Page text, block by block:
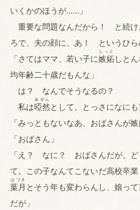
いくかのほうが……」
重要な問題なんだから！ と続け
ろで、夫の顔に、あ！ というひら
「さてはママ、若い子に嫉妬
しっと
しと
均年齢二十歳だもんな」
は？ なんでそうなるの？
私は啞然
あぜん
として、とっさになにも
「みっともないなあ、おばさんが嫉
「おばさん」
「え？ なに？ おばさんだが。ど
て。この子なんてこないだ高校卒業
葉月
はづき
とそう年も変わらんし、娘っ
だが」